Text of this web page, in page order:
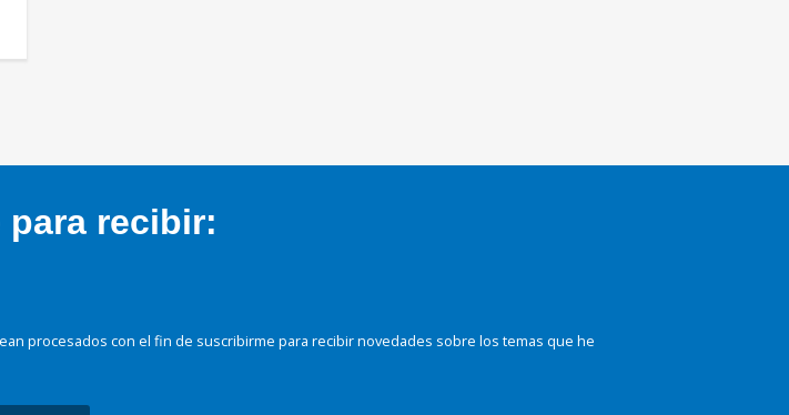
recibir:
procesados con el fin de suscribirme para recibir novedades sobre los temas que he